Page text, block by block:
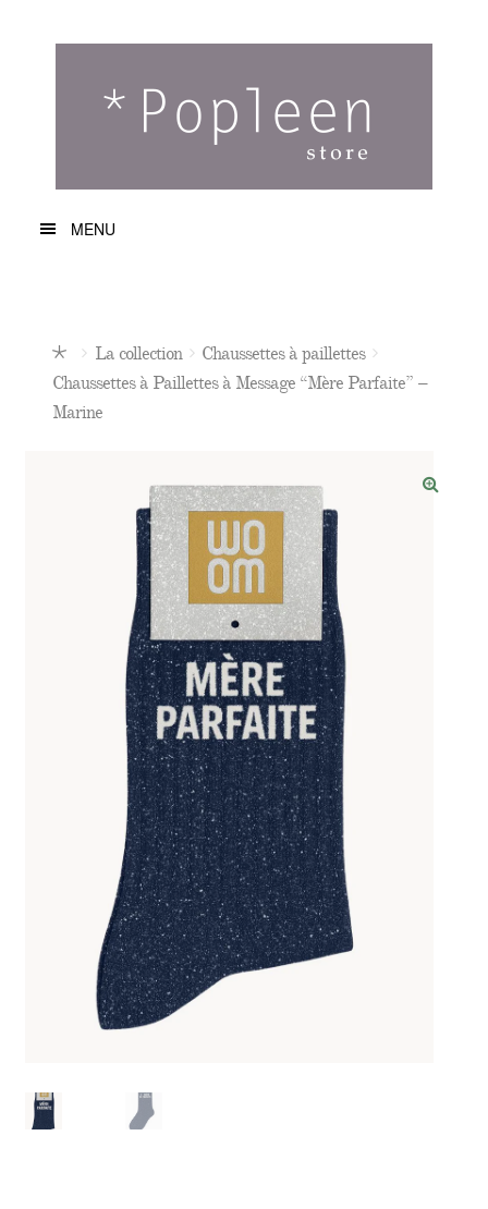
MENU
Nous contacter
Ac
cu
La collection
Chaussettes à paillettes
Chaussettes à Paillettes à Message “Mère Parfaite” –
Marine